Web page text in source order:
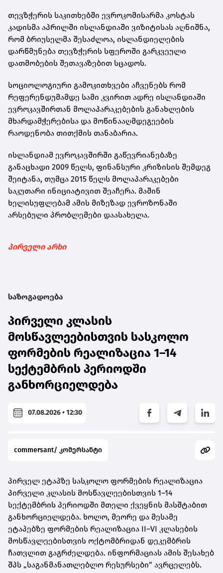
თევზჭერის საკითხებში ევროკომისარმა კოსტას
კადისმა აპრილში ისლანდიაში ვიზიტისას აღნიშნა,
რომ ბრიუსელმა შესაძლოა, ისლანდიელების
დარწმუნება თევზჭერის სფეროში გარკვეული
დათმობების შეთავაზებით სცადოს.
სოციოლოგიური გამოკითხვები აჩვენებს რომ
რეფერენდუმამდე სამი კვირით ადრე ისლანდიაში
ევროკავშირთან მოლაპარაკებების განახლების
მხარდამჭერებისა და მოწინააღმდეგეების
რაოდენობა თითქმის თანაბარია.
ისლანდიამ ევროკავშირში გაწევრიანებაზე
განაცხადი 2009 წელს, ფინანსური კრიზისის შემდეგ
შეიტანა, თუმცა 2015 წელს მოლაპარაკებები
საკუთარი ინიციატივით შეაჩერა. მაშინ
ხელისუფლებამ ამის მიზეზად ევროზონაში
არსებული პრობლემები დაასახელა.
პირველი არხი
საზოგადოება
პირველი კლასის
მოსწავლეებისთვის სასკოლო
ფორმების რეალიზაცია 1–14
სექტემბრის პერიოდში
განხორციელდება
07.08.2026 • 12:30
commersant/ კომერსანტი
პირველ ეტაპზე სასკოლო ფორმების რეალიზაცია
პირველი კლასის მოსწავლეებისთვის 1–14
სექტემბრის პერიოდში მთელი ქვეყნის მასშტაბით
განხორციელდება. ხოლო, მეორე და მესამე
ეტაპებზე ფორმების რეალიზაცია II–VI კლასების
მოსწავლეებისთვის ოქტომბრიდან დეკემბრის
ჩათვლით გაგრძელდება. ინფორმაციას ამის შესახებ
შპს „საგანმანათლებლო რესურსები“ ავრცელებს.